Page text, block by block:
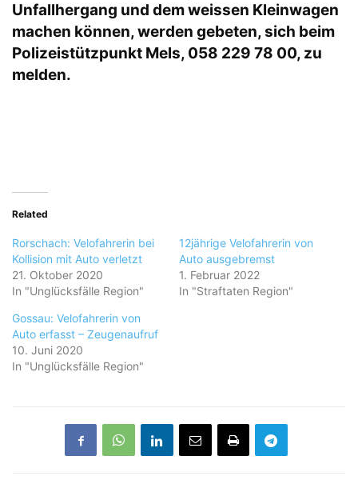
Unfallhergang und dem weissen Kleinwagen
machen können, werden gebeten, sich beim
Polizeistützpunkt Mels, 058 229 78 00, zu
melden.
Related
Rorschach: Velofahrerin bei
Kollision mit Auto verletzt
21. Oktober 2020
In "Unglücksfälle Region"
12jährige Velofahrerin von
Auto ausgebremst
1. Februar 2022
In "Straftaten Region"
Gossau: Velofahrerin von
Auto erfasst – Zeugenaufruf
10. Juni 2020
In "Unglücksfälle Region"